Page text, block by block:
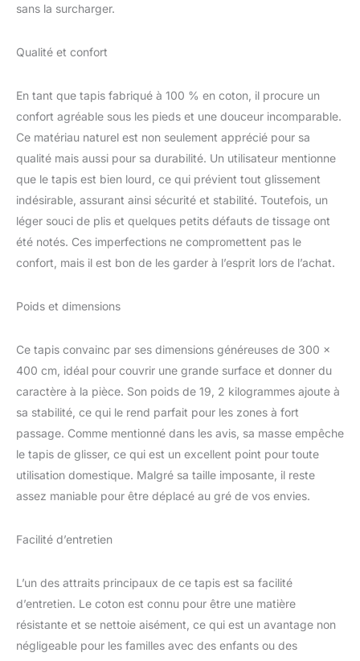
respectueuse de
l'environnement.
tapis en coton résistant
fabriqué avec des
matériaux naturels,
testés pour la qualité et
par le sol. De plus, la
fabrication de haute
qualité garantit que ce
: les tapis benuta sont
faciles à nettoyer.
L'aspiration régulière et
précise est suffisante
pour faire disparaître la
poussière et la saleté. En
partie, des détergents
alcalins, comme le savon
de bile ou de noyau,
peuvent également être
sans la surcharger.
Qualité et confort
En tant que tapis fabriqué à 100 % en coton, il procure un
confort agréable sous les pieds et une douceur incomparable.
Ce matériau naturel est non seulement apprécié pour sa
qualité mais aussi pour sa durabilité. Un utilisateur mentionne
que le tapis est bien lourd, ce qui prévient tout glissement
indésirable, assurant ainsi sécurité et stabilité. Toutefois, un
léger souci de plis et quelques petits défauts de tissage ont
été notés. Ces imperfections ne compromettent pas le
confort, mais il est bon de les garder à l’esprit lors de l’achat.
Poids et dimensions
Ce tapis convainc par ses dimensions généreuses de 300 x
400 cm, idéal pour couvrir une grande surface et donner du
caractère à la pièce. Son poids de 19, 2 kilogrammes ajoute à
sa stabilité, ce qui le rend parfait pour les zones à fort
passage. Comme mentionné dans les avis, sa masse empêche
le tapis de glisser, ce qui est un excellent point pour toute
utilisation domestique. Malgré sa taille imposante, il reste
assez maniable pour être déplacé au gré de vos envies.
Facilité d’entretien
L’un des attraits principaux de ce tapis est sa facilité
d’entretien. Le coton est connu pour être une matière
résistante et se nettoie aisément, ce qui est un avantage non
négligeable pour les familles avec des enfants ou des